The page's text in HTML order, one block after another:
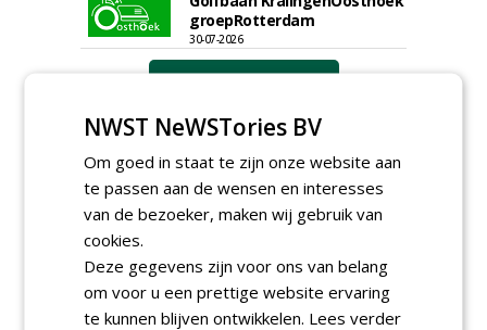
groepRotterdam
30-07-2026
meer Groene Banen
GREEN OUTLET
Iedereen kan gratis kleine advertenties
NWST NeWSTories BV
Om goed in staat te zijn onze website aan
te passen aan de wensen en interesses
van de bezoeker, maken wij gebruik van
cookies.
Deze gegevens zijn voor ons van belang
om voor u een prettige website ervaring
te kunnen blijven ontwikkelen. Lees verder